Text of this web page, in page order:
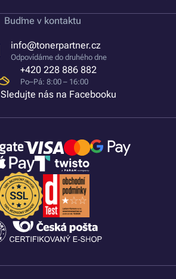
Buďme v kontaktu
info@tonerpartner.cz
Odpovídáme do druhého dne
+420 228 886 882
Po–Pá: 8:00 – 16:00
Sledujte nás na Facebooku